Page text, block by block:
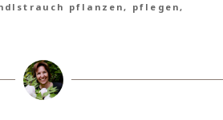
pflanzen, pflegen,